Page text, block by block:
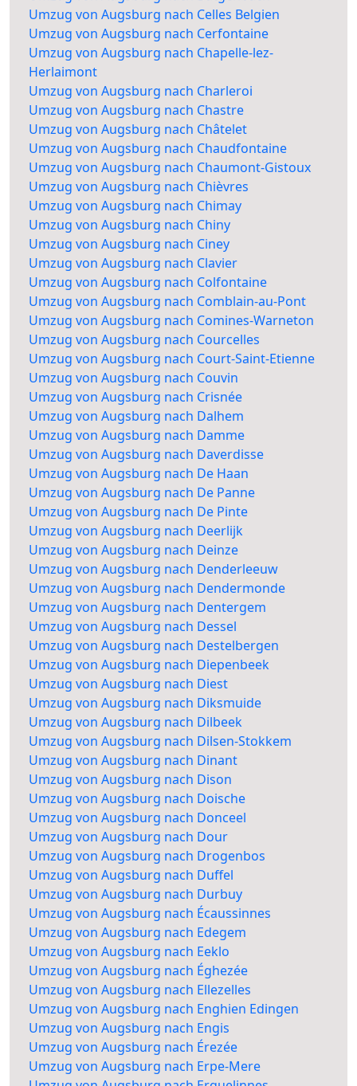
Umzug von Augsburg nach Celles Belgien
Umzug von Augsburg nach Cerfontaine
Umzug von Augsburg nach Chapelle-lez-
Herlaimont
Umzug von Augsburg nach Charleroi
Umzug von Augsburg nach Chastre
Umzug von Augsburg nach Châtelet
Umzug von Augsburg nach Chaudfontaine
Umzug von Augsburg nach Chaumont-Gistoux
Umzug von Augsburg nach Chièvres
Umzug von Augsburg nach Chimay
Umzug von Augsburg nach Chiny
Umzug von Augsburg nach Ciney
Umzug von Augsburg nach Clavier
Umzug von Augsburg nach Colfontaine
Umzug von Augsburg nach Comblain-au-Pont
Umzug von Augsburg nach Comines-Warneton
Umzug von Augsburg nach Courcelles
Umzug von Augsburg nach Court-Saint-Etienne
Umzug von Augsburg nach Couvin
Umzug von Augsburg nach Crisnée
Umzug von Augsburg nach Dalhem
Umzug von Augsburg nach Damme
Umzug von Augsburg nach Daverdisse
Umzug von Augsburg nach De Haan
Umzug von Augsburg nach De Panne
Umzug von Augsburg nach De Pinte
Umzug von Augsburg nach Deerlijk
Umzug von Augsburg nach Deinze
Umzug von Augsburg nach Denderleeuw
Umzug von Augsburg nach Dendermonde
Umzug von Augsburg nach Dentergem
Umzug von Augsburg nach Dessel
Umzug von Augsburg nach Destelbergen
Umzug von Augsburg nach Diepenbeek
Umzug von Augsburg nach Diest
Umzug von Augsburg nach Diksmuide
Umzug von Augsburg nach Dilbeek
Umzug von Augsburg nach Dilsen-Stokkem
Umzug von Augsburg nach Dinant
Umzug von Augsburg nach Dison
Umzug von Augsburg nach Doische
Umzug von Augsburg nach Donceel
Umzug von Augsburg nach Dour
Umzug von Augsburg nach Drogenbos
Umzug von Augsburg nach Duffel
Umzug von Augsburg nach Durbuy
Umzug von Augsburg nach Écaussinnes
Umzug von Augsburg nach Edegem
Umzug von Augsburg nach Eeklo
Umzug von Augsburg nach Éghezée
Umzug von Augsburg nach Ellezelles
Umzug von Augsburg nach Enghien Edingen
Umzug von Augsburg nach Engis
Umzug von Augsburg nach Érezée
Umzug von Augsburg nach Erpe-Mere